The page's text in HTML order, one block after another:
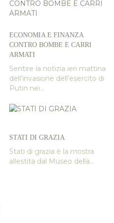
ECONOMIA E FINANZA
CONTRO BOMBE E CARRI
ARMATI
Sentire la notizia ieri mattina
dell’invasione dell’esercito di
Putin nei...
STATI DI GRAZIA
Stati di grazia è la mostra
allestita dal Museo della...